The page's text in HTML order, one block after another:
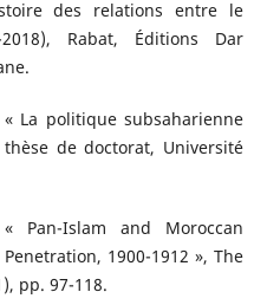
des relations entre le
Rabat, Éditions Dar
La politique subsaharienne
de doctorat, Université
Pan-Islam and Moroccan
1900-1912 », The
pp. 97-118.